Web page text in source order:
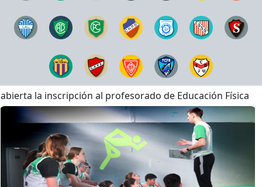
abierta la inscripción al profesorado de Educación Física